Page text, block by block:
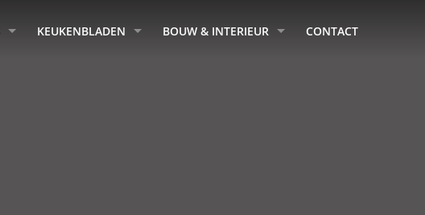
KEUKENBLADEN BOUW & INTERIEUR CONTACT